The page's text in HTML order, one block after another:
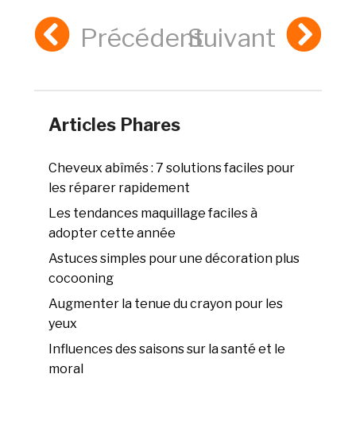
PrécédentSuivant
Articles Phares
Cheveux abîmés : 7 solutions faciles pour
les réparer rapidement
Les tendances maquillage faciles à
adopter cette année
Astuces simples pour une décoration plus
cocooning
Augmenter la tenue du crayon pour les
yeux
Influences des saisons sur la santé et le
moral